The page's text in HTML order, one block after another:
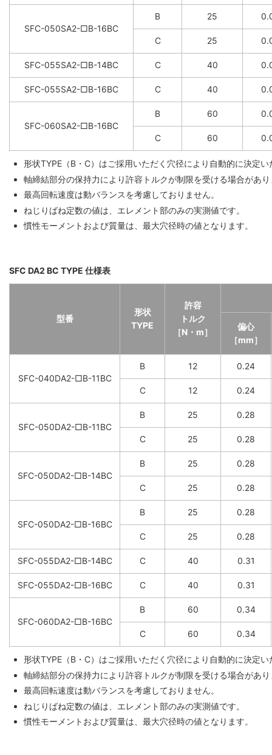
SFC-050SA2-□B-16BC
B 25
C 25
SFC-055SA2-□B-14BC C 40
SFC-055SA2-□B-16BC C 40
SFC-060SA2-□B-16BC
B 60
C 60
形状TYPE（B・C）はご採用いただく穴径により自動的に決定
軸締結部分の保持力により許容トルクが制限を受ける場合があ
最高回転速度は動バランスを考慮しておりません。
ねじりばね定数の値は、エレメント部のみの実測値です。
慣性モーメントおよび質量は、最大穴径時の値となります。
SFC DA2 BC TYPE 仕様表
型番
形状
TYPE
許容
トルク
［N・m］
偏心
［mm］
SFC-040DA2-□B-11BC
B 12 0.24
C 12 0.24
SFC-050DA2-□B-11BC
B 25 0.28
C 25 0.28
SFC-050DA2-□B-14BC
B 25 0.28
C 25 0.28
SFC-050DA2-□B-16BC
B 25 0.28
C 25 0.28
SFC-055DA2-□B-14BC C 40 0.31
SFC-055DA2-□B-16BC C 40 0.31
SFC-060DA2-□B-16BC
B 60 0.34
C 60 0.34
形状TYPE（B・C）はご採用いただく穴径により自動的に決定
軸締結部分の保持力により許容トルクが制限を受ける場合があ
最高回転速度は動バランスを考慮しておりません。
ねじりばね定数の値は、エレメント部のみの実測値です。
慣性モーメントおよび質量は、最大穴径時の値となります。